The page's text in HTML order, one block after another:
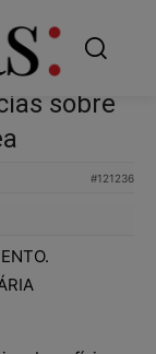
sobre
#121236